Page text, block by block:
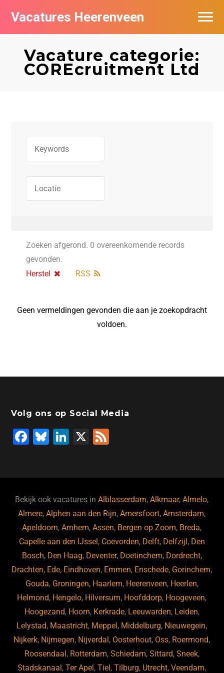
Vacatures Heerenveen
Vacature categorie:
COREcruitment Ltd
Zoeken afgerond. 0 overeenkomende records
gevonden.
Herstel
RSS
Geen vermeldingen gevonden die aan je zoekopdracht
voldoen.
Volg ons op Social Media
F
b
o
o
k
Bl
ky
Li
dI
n
X
Bekijk ook vacatures inAlblasserdam,Alkmaar,Almelo,
Almere,Alphen aan den Rijn,Amersfoort,Amsterdam,
Apeldoorn,Arnhem,Assen, Bergen op Zoom, Breda,
Capelle aan den IJssel , Coevorden, Delft, Delfzijl , Den
Bosch, Den Haag, Deventer, Doetinchem, Dordrecht,
Drachten, Ede, Eindhoven, Emmen, Enschede, Gorinchem,
Gouda, Groningen, Haarlem, Heerenveen, Heerlen,
Helmond, Hengelo, Hilversum, Hoofddorp, Hoogeveen,
Hoogezand, Hoorn, Kerkrade, Leeuwarden, Leiden,
Lelystad, Maastricht, Meppel , Middelburg, Nieuwegein,
Nijkerk, Nijmegen, Nijverdal , Oosterhout, Oss, Roermond,
Roosendaal , Rotterdam, Schiedam, Sittard, Sneek,
Stadskanaal ,Ter Apel ,Tiel ,Tilburg, Utrecht,Veendam,
Vacatures per bedrijf
De populairste vacatures in Heerenveen